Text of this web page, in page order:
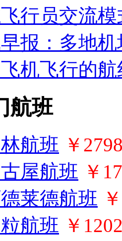
行员交流
报：多地
机飞行的航
航班
航班 ￥
屋航班 ￥
莱德航班
航班 ￥